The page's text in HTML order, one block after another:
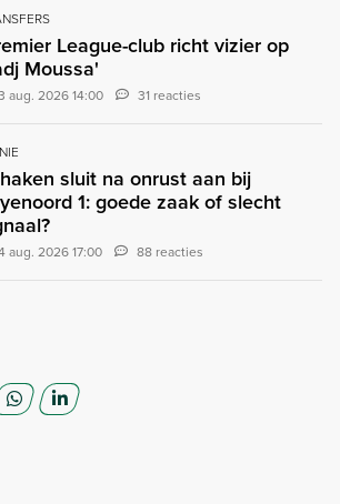
League-club richt vizier op
Moussa'
aug. 2026 14:00 31 reacties
sluit na onrust aan bij
1: goede zaak of slecht
aug. 2026 17:00 88 reacties